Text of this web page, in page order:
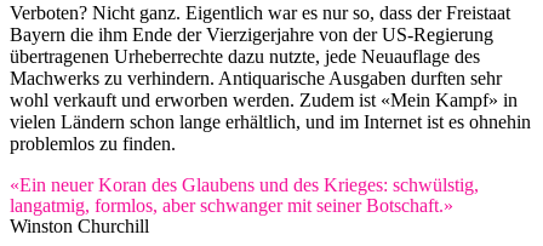
Verboten? Nicht ganz. Eigentlich war es nur so, dass der Freistaat
Bayern die ihm Ende der Vierzigerjahre von der US-Regierung
übertragenen Urheberrechte dazu nutzte, jede Neuauflage des
Machwerks zu verhindern. Antiquarische Ausgaben durften sehr
wohl verkauft und erworben werden. Zudem ist «Mein Kampf» in
vielen Ländern schon lange erhältlich, und im Internet ist es ohnehin
problemlos zu finden.
«Ein neuer Koran des Glaubens und des Krieges: schwülstig,
langatmig, formlos, aber schwanger mit seiner Botschaft.»
Winston Churchill